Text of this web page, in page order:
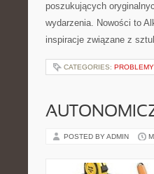
poszukujących
wydarzenia. Nowości to
inspiracje związane z
CATEGORIES:
POSTED BY ADMIN